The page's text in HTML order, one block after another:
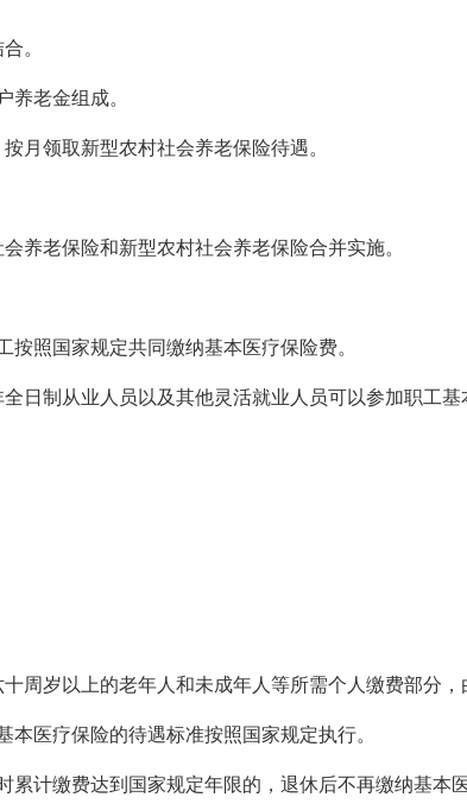
。
老金组成。
月领取新型农村社会养老保险待遇。
养老保险和新型农村社会养老保险合并实施。
照国家规定共同缴纳基本医疗保险费。
日制从业人员以及其他灵活就业人员可以参加职工
周岁以上的老年人和未成年人等所需个人缴费部分，
医疗保险的待遇标准按照国家规定执行。
计缴费达到国家规定年限的，退休后不再缴纳基本